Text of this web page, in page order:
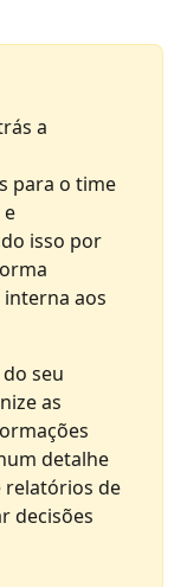
a
para o time
isso por
aos
seu
as
detalhe
relatórios de
decisões